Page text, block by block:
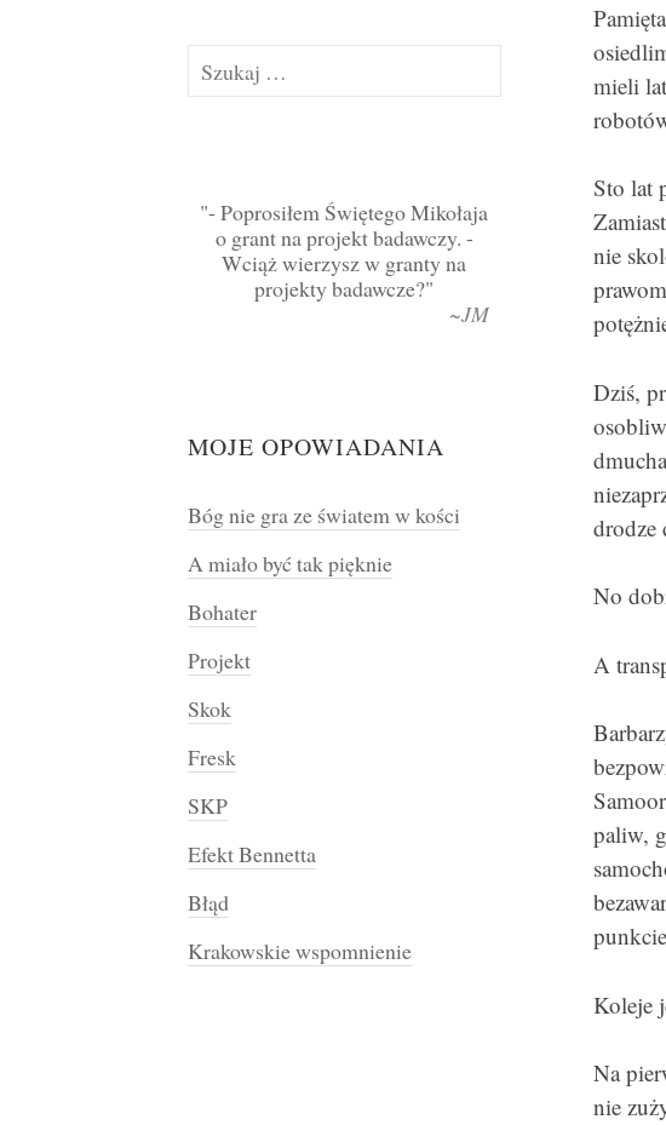
mieli
Sto lat
nie
Dziś,
drodze
No
A
paliw,
Koleje
Na
nie
Szukaj:
- Poprosiłem Świętego Mikołaja
o grant na projekt badawczy. -
Wciąż wierzysz w granty na
projekty badawcze?
~JM
MOJE OPOWIADANIA
Bóg nie gra ze światem w kości
A miało być tak pięknie
Bohater
Projekt
Skok
Fresk
SKP
Efekt Bennetta
Błąd
Krakowskie wspomnienie